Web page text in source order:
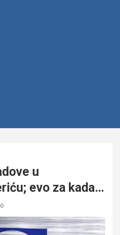
u
evo za kada…